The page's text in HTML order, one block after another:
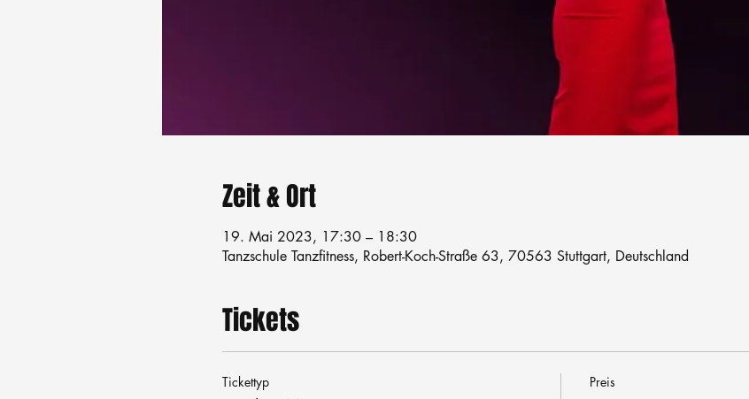
Zeit & Ort
19. Mai 2023, 17:30 – 18:30
Tanzschule Tanzfitness, Robert-Koch-Straße 63, 70563 Stuttgart, Deutschland
Tickets
Tickettyp Preis